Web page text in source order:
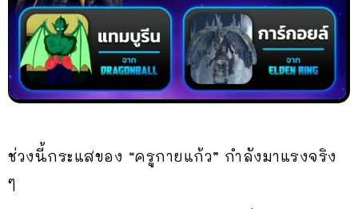
ช่วงนี้กระแสของ “ครูกายแก้ว” กำลังมาแรงจริง
ๆ